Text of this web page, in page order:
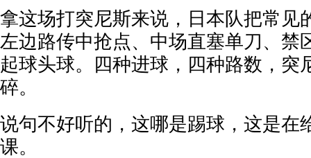
拿这场打突尼斯来说，日本队把常见
左边路传中抢点、中场直塞单刀、禁
起球头球。四种进球，四种路数，突
碎。
说句不好听的，这哪是踢球，这是在
课。